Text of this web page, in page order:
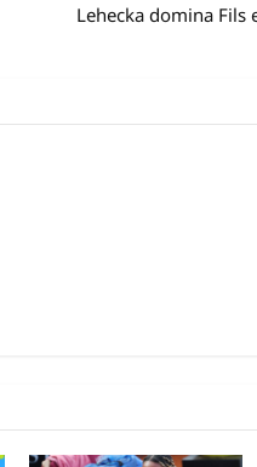
Lehecka domina Fils